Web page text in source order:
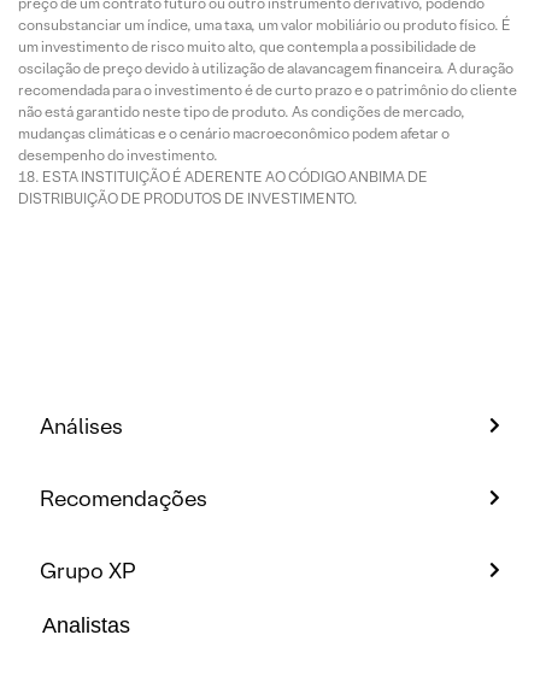
consubstanciar um índice, uma taxa, um valor mobiliário ou produto físico. É
um investimento de risco muito alto, que contempla a possibilidade de
oscilação de preço devido à utilização de alavancagem financeira. A duração
recomendada para o investimento é de curto prazo e o patrimônio do cliente
não está garantido neste tipo de produto. As condições de mercado,
mudanças climáticas e o cenário macroeconômico podem afetar o
desempenho do investimento.
ESTA INSTITUIÇÃO É ADERENTE AO CÓDIGO ANBIMA DE
DISTRIBUIÇÃO DE PRODUTOS DE INVESTIMENTO.
Análises
Recomendações
Grupo XP
Analistas